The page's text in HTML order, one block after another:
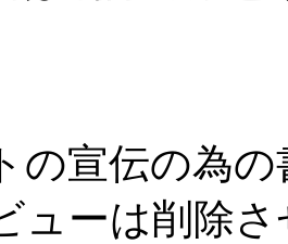
の宣伝の為の
ューは削除さ